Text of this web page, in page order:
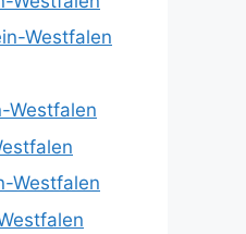
Westfalen
Westfalen
Westfalen